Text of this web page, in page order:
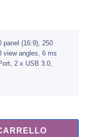
panel (16:9), 250
view angles, 6 ms
2 x USB 3.0,